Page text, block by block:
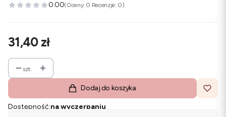
0.00(Oceny: 0 Recenzje: 0)
Cena
31,40 zł
szt.
Dodaj do koszyka
Dostępność:na wyczerpaniu